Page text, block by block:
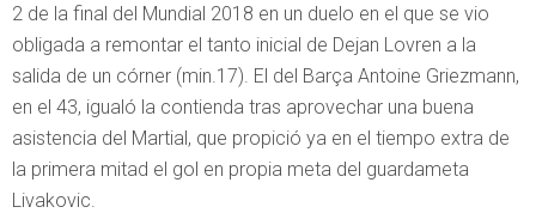
2 de la final del Mundial 2018 en un duelo en el que se vio
obligada a remontar el tanto inicial de Dejan Lovren a la
salida de un córner (min.17). El del Barça Antoine Griezmann,
en el 43, igualó la contienda tras aprovechar una buena
asistencia del Martial, que propició ya en el tiempo extra de
la primera mitad el gol en propia meta del guardameta
Livakovic.